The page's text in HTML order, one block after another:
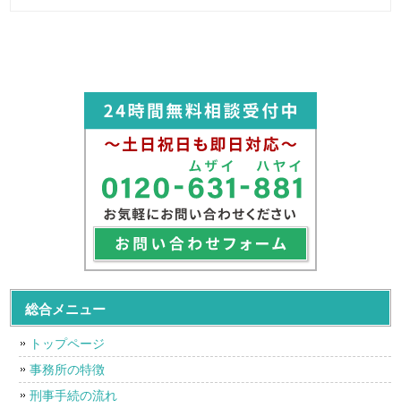
総合メニュー
トップページ
事務所の特徴
刑事手続の流れ